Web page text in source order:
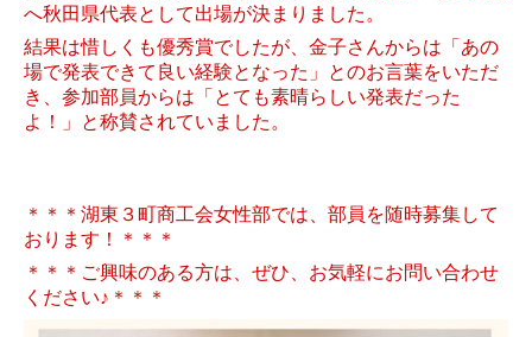
へ秋田県代表として出場が決まりました。
結果は惜しくも優秀賞でしたが、金子さんからは「あの
場で発表できて良い経験となった」とのお言葉をいただ
き、参加部員からは「とても素晴らしい発表だった
よ！」と称賛されていました。
＊＊＊湖東３町商工会女性部では、部員を随時募集して
おります！＊＊＊
＊＊＊ご興味のある方は、ぜひ、お気軽にお問い合わせ
ください♪＊＊＊